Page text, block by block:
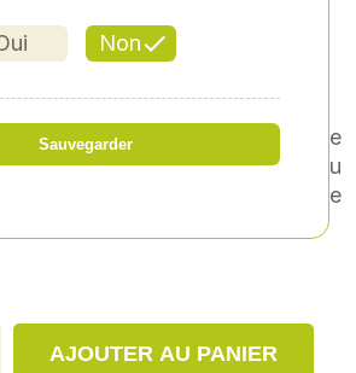
13,01 € TTC
hauteur 98 mm, circonférence
d'environ 0,32 litre. Résistant au
logo CLAAS et image de
AJOUTER AU PANIER
Non
Sauvegarder